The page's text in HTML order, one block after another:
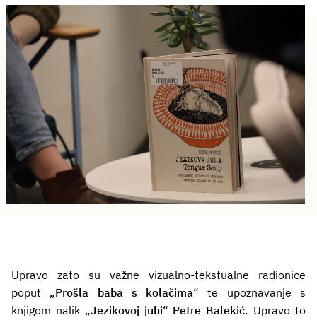
Upravo zato su važne vizualno-tekstualne radionice
poput „Prošla baba s kolačima“ te upoznavanje s
knjigom nalik „Jezikovoj juhi“ Petre Balekić. Upravo to